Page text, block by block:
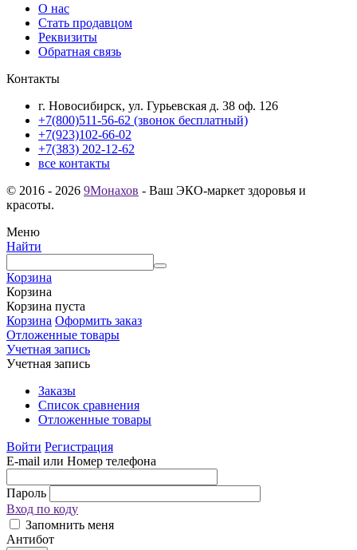
О нас
Стать продавцом
Реквизиты
Обратная связь
Контакты
г. Новосибирск, ул. Гурьевская д. 38 оф. 126
+7(800)511-56-62 (звонок бесплатный)
+7(923)102-66-02
+7(383) 202-12-62
все контакты
© 2016 - 2026 9Монахов - Ваш ЭКО-маркет здоровья и
красоты.
Меню
Найти
Корзина
Корзина
Корзина пуста
Корзина Оформить заказ
Отложенные товары
Учетная запись
Учетная запись
Заказы
Список сравнения
Отложенные товары
Войти Регистрация
E-mail или Номер телефона
Пароль
Вход по коду
Запомнить меня
Антибот